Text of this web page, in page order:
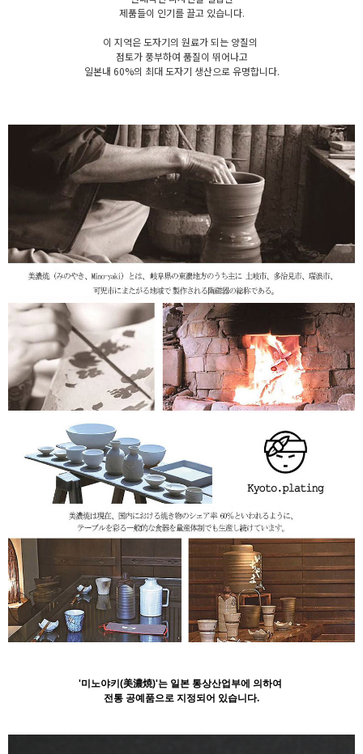
제품들이 인기를 끌고 있습니다.
이 지역은 도자기의 원료가 되는 양질의
점토가 풍부하여 품질이 뛰어나고
일본내 60%의 최대 도자기 생산으로 유명합니다.
'미노야키(美濃焼)'는 일본 통상산업부에 의하여
전통 공예품으로 지정되어 있습니다.